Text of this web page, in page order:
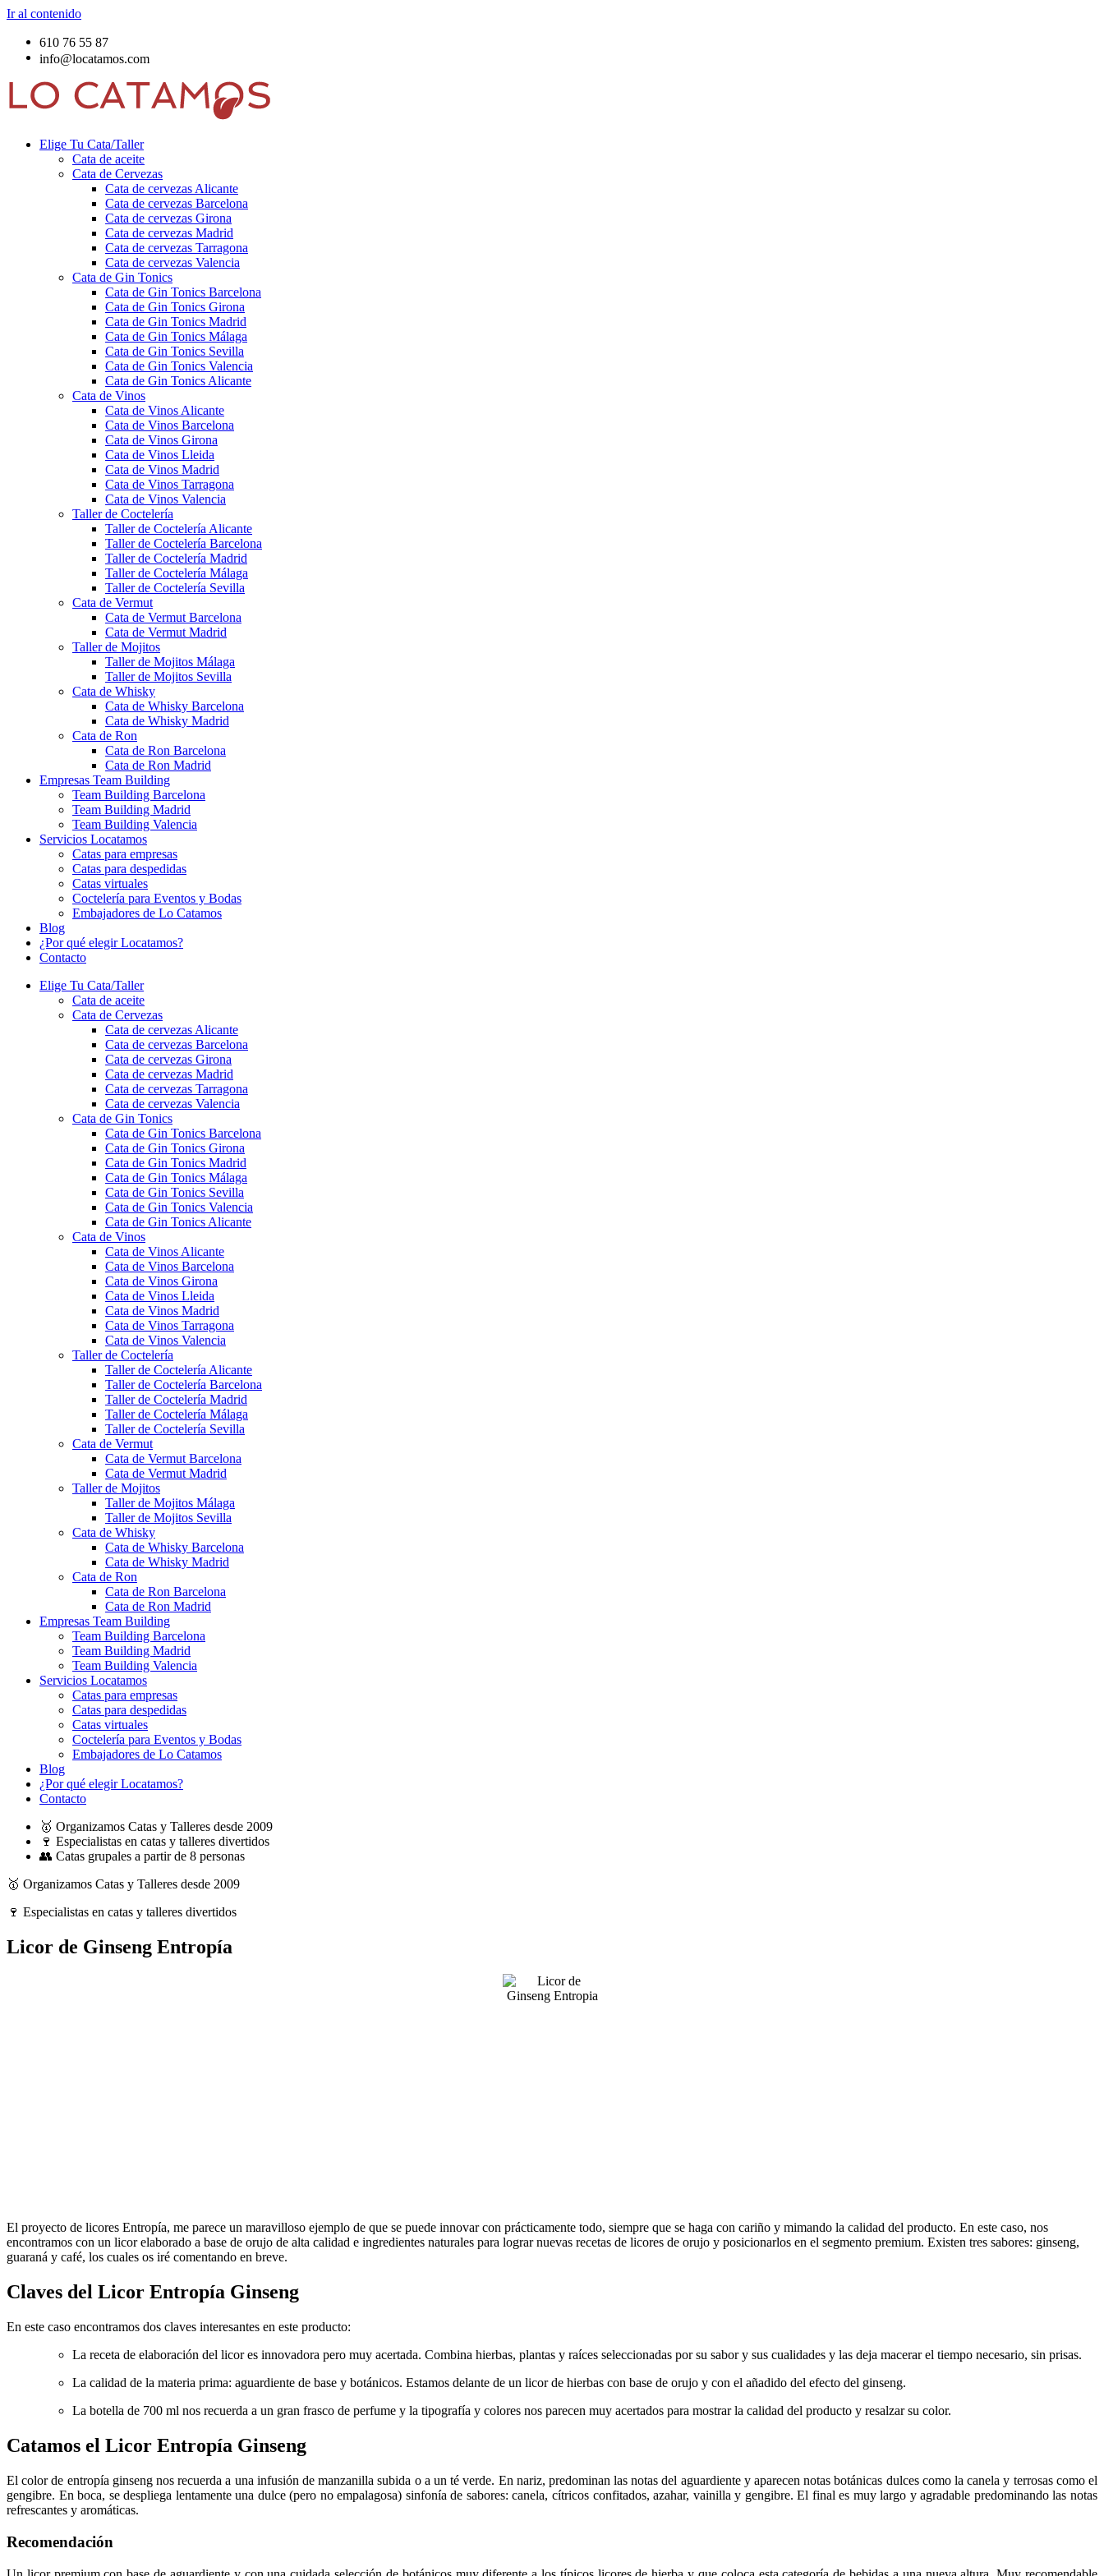
Ir al contenido
610 76 55 87
info@locatamos.com
Elige Tu Cata/Taller
Cata de aceite
Cata de Cervezas
Cata de cervezas Alicante
Cata de cervezas Barcelona
Cata de cervezas Girona
Cata de cervezas Madrid
Cata de cervezas Tarragona
Cata de cervezas Valencia
Cata de Gin Tonics
Cata de Gin Tonics Barcelona
Cata de Gin Tonics Girona
Cata de Gin Tonics Madrid
Cata de Gin Tonics Málaga
Cata de Gin Tonics Sevilla
Cata de Gin Tonics Valencia
Cata de Gin Tonics Alicante
Cata de Vinos
Cata de Vinos Alicante
Cata de Vinos Barcelona
Cata de Vinos Girona
Cata de Vinos Lleida
Cata de Vinos Madrid
Cata de Vinos Tarragona
Cata de Vinos Valencia
Taller de Coctelería
Taller de Coctelería Alicante
Taller de Coctelería Barcelona
Taller de Coctelería Madrid
Taller de Coctelería Málaga
Taller de Coctelería Sevilla
Cata de Vermut
Cata de Vermut Barcelona
Cata de Vermut Madrid
Taller de Mojitos
Taller de Mojitos Málaga
Taller de Mojitos Sevilla
Cata de Whisky
Cata de Whisky Barcelona
Cata de Whisky Madrid
Cata de Ron
Cata de Ron Barcelona
Cata de Ron Madrid
Empresas Team Building
Team Building Barcelona
Team Building Madrid
Team Building Valencia
Servicios Locatamos
Catas para empresas
Catas para despedidas
Catas virtuales
Coctelería para Eventos y Bodas
Embajadores de Lo Catamos
Blog
¿Por qué elegir Locatamos?
Contacto
Elige Tu Cata/Taller
Cata de aceite
Cata de Cervezas
Cata de cervezas Alicante
Cata de cervezas Barcelona
Cata de cervezas Girona
Cata de cervezas Madrid
Cata de cervezas Tarragona
Cata de cervezas Valencia
Cata de Gin Tonics
Cata de Gin Tonics Barcelona
Cata de Gin Tonics Girona
Cata de Gin Tonics Madrid
Cata de Gin Tonics Málaga
Cata de Gin Tonics Sevilla
Cata de Gin Tonics Valencia
Cata de Gin Tonics Alicante
Cata de Vinos
Cata de Vinos Alicante
Cata de Vinos Barcelona
Cata de Vinos Girona
Cata de Vinos Lleida
Cata de Vinos Madrid
Cata de Vinos Tarragona
Cata de Vinos Valencia
Taller de Coctelería
Taller de Coctelería Alicante
Taller de Coctelería Barcelona
Taller de Coctelería Madrid
Taller de Coctelería Málaga
Taller de Coctelería Sevilla
Cata de Vermut
Cata de Vermut Barcelona
Cata de Vermut Madrid
Taller de Mojitos
Taller de Mojitos Málaga
Taller de Mojitos Sevilla
Cata de Whisky
Cata de Whisky Barcelona
Cata de Whisky Madrid
Cata de Ron
Cata de Ron Barcelona
Cata de Ron Madrid
Empresas Team Building
Team Building Barcelona
Team Building Madrid
Team Building Valencia
Servicios Locatamos
Catas para empresas
Catas para despedidas
Catas virtuales
Coctelería para Eventos y Bodas
Embajadores de Lo Catamos
Blog
¿Por qué elegir Locatamos?
Contacto
🥇 Organizamos Catas y Talleres desde 2009
🍷 Especialistas en catas y talleres divertidos
👥 Catas grupales a partir de 8 personas
🥇 Organizamos Catas y Talleres desde 2009
🍷 Especialistas en catas y talleres divertidos
Licor de Ginseng Entropía
El proyecto de licores Entropía, me parece un maravilloso ejemplo de que se puede innovar con prácticamente todo, siempre que se haga con cariño y mimando la calidad del producto. En este caso, nos
encontramos con un licor elaborado a base de orujo de alta calidad e ingredientes naturales para lograr nuevas recetas de licores de orujo y posicionarlos en el segmento premium. Existen tres sabores: ginseng,
guaraná y café, los cuales os iré comentando en breve.
Claves del Licor Entropía Ginseng
En este caso encontramos dos claves interesantes en este producto:
La receta de elaboración del licor es innovadora pero muy acertada. Combina hierbas, plantas y raíces seleccionadas por su sabor y sus cualidades y las deja macerar el tiempo necesario, sin prisas.
La calidad de la materia prima: aguardiente de base y botánicos. Estamos delante de un licor de hierbas con base de orujo y con el añadido del efecto del ginseng.
La botella de 700 ml nos recuerda a un gran frasco de perfume y la tipografía y colores nos parecen muy acertados para mostrar la calidad del producto y resalzar su color.
Catamos el Licor Entropía Ginseng
El color de entropía ginseng nos recuerda a una infusión de manzanilla subida o a un té verde. En nariz, predominan las notas del aguardiente y aparecen notas botánicas dulces como la canela y terrosas como el
gengibre. En boca, se despliega lentamente una dulce (pero no empalagosa) sinfonía de sabores: canela, cítricos confitados, azahar, vainilla y gengibre. El final es muy largo y agradable predominando las notas
refrescantes y aromáticas.
Recomendación